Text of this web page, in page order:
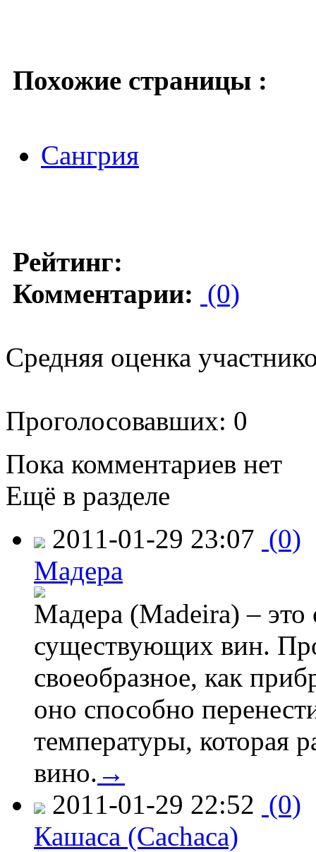
Похожие страницы :
Сангрия
Рейтинг:
Комментарии: (0)
Средняя оценка
Проголосовавших: 0
Пока комментариев нет
Ещё в разделе
2011-01-29 23:07 (0)
Мадера
Мадера (Madeira) – это
существующих вин.
своеобразное, как
оно способно
температуры, которая
вино. →
2011-01-29 22:52 (0)
Кашаса (Cachaca)